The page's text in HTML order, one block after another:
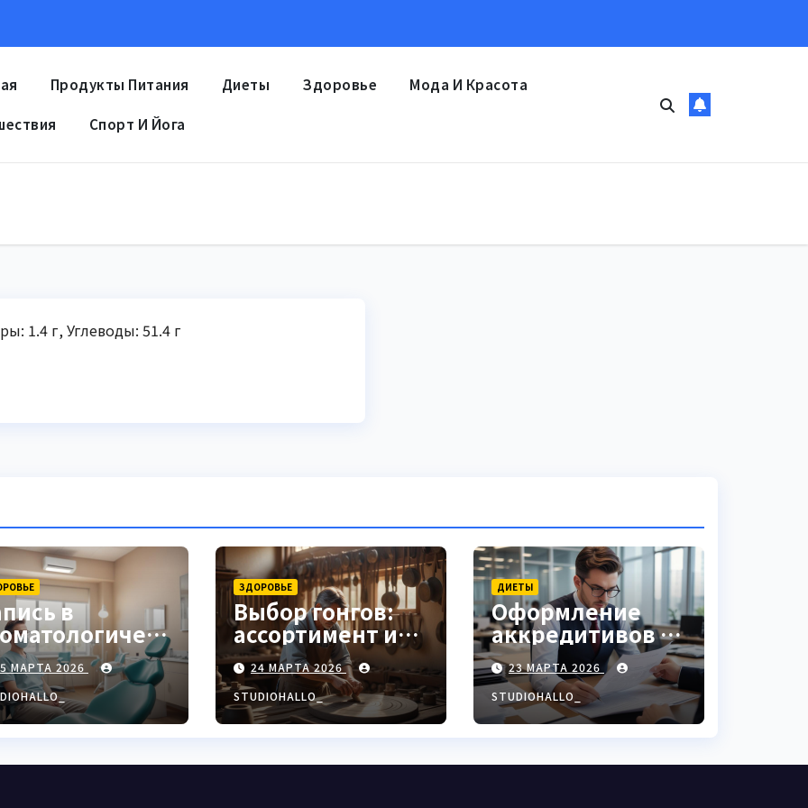
Продукты Питания Диеты Здоровье Мода И Красота
Спорт И Йога
1.4 г, Углеводы: 51.4 г
в
клинику
МАРТА 2026
ЗДОРОВЬЕ
Выбор гонгов:
ассортимент и
характеристики
24 МАРТА 2026
STUDIOHALLO_
ДИЕТЫ
Оформление
аккредитивов в
международной
торговле
23 МАРТА 2026
STUDIOHALLO_